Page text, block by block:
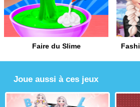
Faire du Slime
Joue aussi à ces jeux